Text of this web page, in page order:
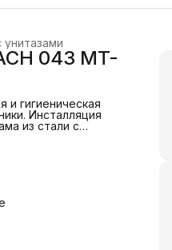
унитазами
043 MT-
и гигиеническая
Инсталляция
из стали с
и сверху
для
л, экономный слив -
уплотнитель для